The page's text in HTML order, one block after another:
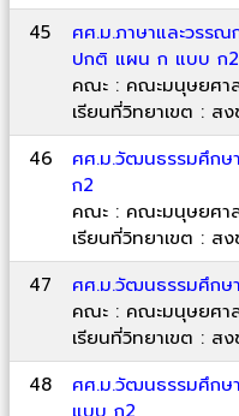
45
ศศ.ม.ภาษาและวรร
ปกติ แผน ก แบบ ก2
คณะ : คณะมนุษยศา
เรียนที่วิทยาเขต : สง
46
ศศ.ม.วัฒนธรรมศึก
ก2
คณะ : คณะมนุษยศา
เรียนที่วิทยาเขต : สง
47
ศศ.ม.วัฒนธรรมศึก
คณะ : คณะมนุษยศา
เรียนที่วิทยาเขต : สง
48
ศศ.ม.วัฒนธรรมศึกษ